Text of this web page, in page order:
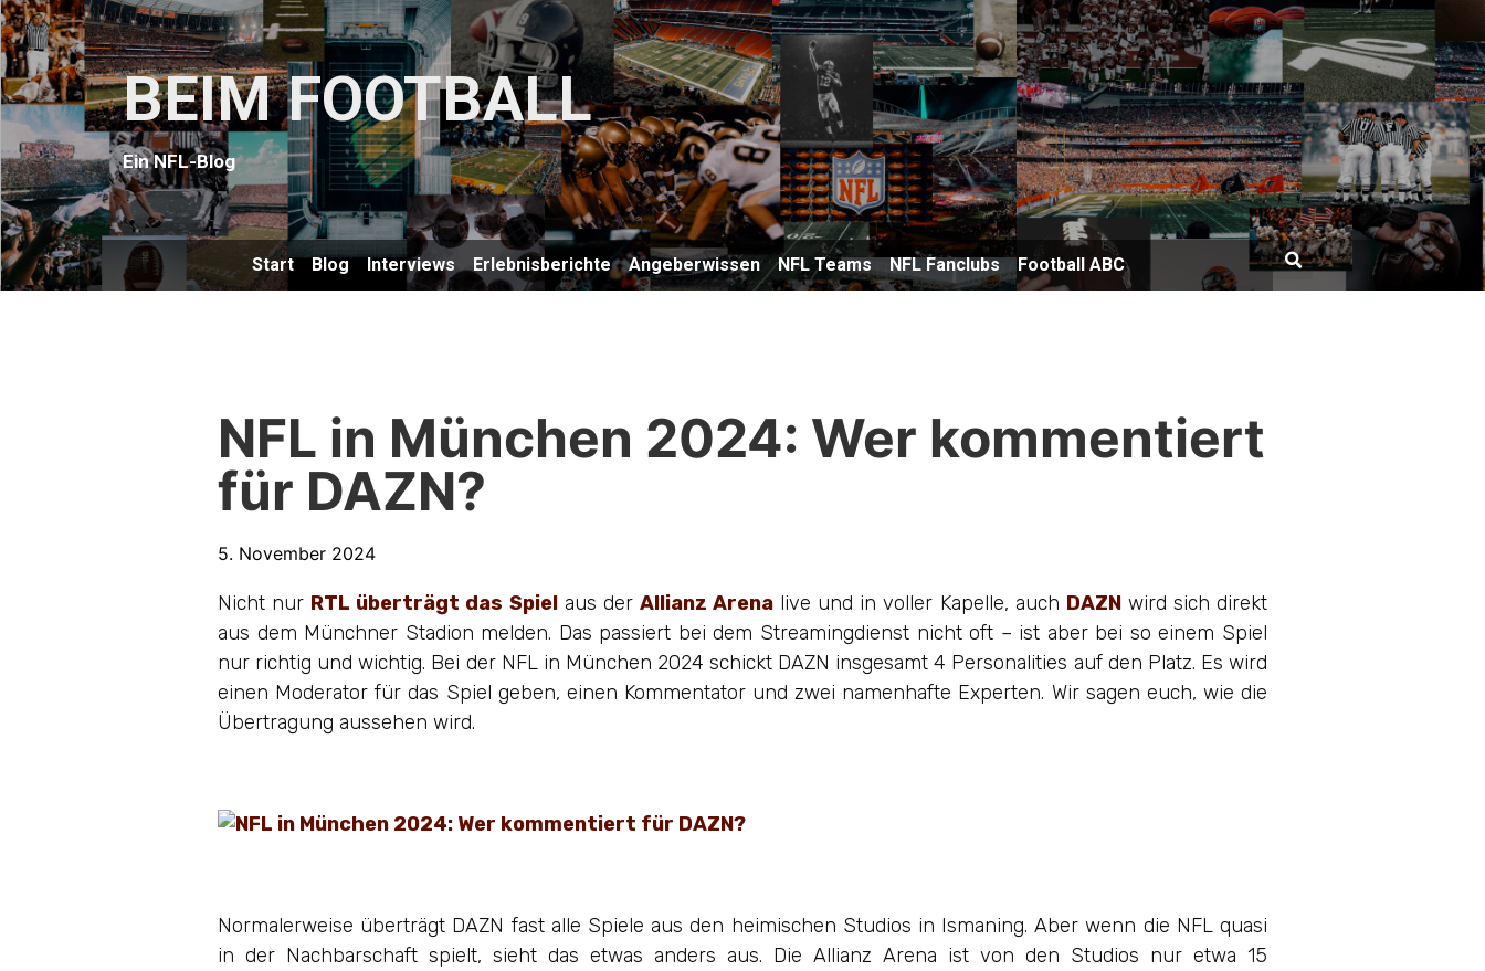
BEIM FOOTBALL
Ein NFL-Blog
Start Blog Interviews Erlebnisberichte Angeberwissen NFL Teams NFL Fanclubs Football ABC
NFL in München 2024: Wer kommentiert
für DAZN?
5. November 2024
Nicht nur RTL überträgt das Spielaus der Allianz Arenalive und in voller Kapelle, auch DAZNwird sich direkt
aus dem Münchner Stadion melden. Das passiert bei dem Streamingdienst nicht oft – ist aber bei so einem Spiel
nur richtig und wichtig. Bei der NFL in München 2024 schickt DAZN insgesamt 4 Personalities auf den Platz. Es wird
einen Moderator für das Spiel geben, einen Kommentator und zwei namenhafte Experten. Wir sagen euch, wie die
Übertragung aussehen wird.
Normalerweise überträgt DAZN fast alle Spiele aus den heimischen Studios in Ismaning. Aber wenn die NFL quasi
in der Nachbarschaft spielt, sieht das etwas anders aus. Die Allianz Arena ist von den Studios nur etwa 15